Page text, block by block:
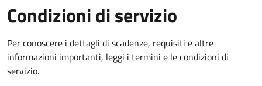
Condizioni di servizio
Per conoscere i dettagli di scadenze, requisiti e altre
informazioni importanti, leggi i termini e le condizioni di
servizio.